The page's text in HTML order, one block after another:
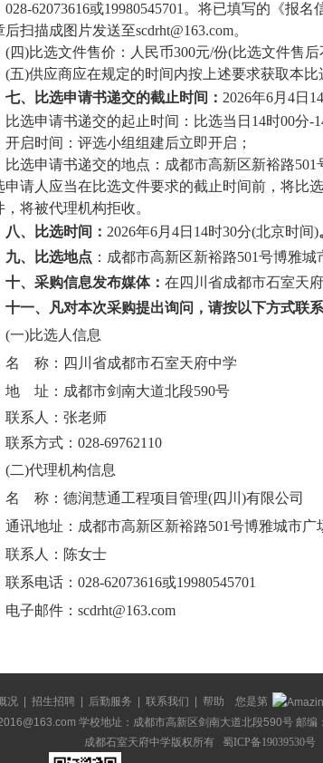
028-62073616或19980545701 。 将已填写的《报名
后扫描成图片发送至scdrht@163.com。
(四)比选文件售价：人民币300元/份(比选文件售后
(五)供应商应在规定的时间内按上述要求获取本比
七、
比选申请书递交的截止时间： 2026年6月 4日 14
比选申请书递交的起止时间：比选当日 14时00分-
开启时间：评选小组组建后立即开启；
比选申请书递交的地点： 成都市高新区新裕路501
申请人应当在比选文件要求的截止时间前，将比
，将被代理机构拒收。
八、
比选时间： 2026年6月 4日 14时30分(北京时间)
九、
比选地点 ： 成都市高新区新裕路501号博雅城
十、 采购信息发布媒体： 在四川省成都市石室天
十一、
凡对本次采购提出询问，请按以下方式联系
(一)比选人信息
名
称：四川省成都市石室天府中学
地
址：成都市剑南大道北段590号
联系 人： 张老师
联系方式： 028-69762110
(二)代理机构信息
名
称： 德润慧通工程项目管理(四川)有限公司
通讯地址：成都市高新区新裕路501号博雅城市广
联系 人： 陈女士
联系电话： 028-62073616或19980545701
电子邮件： scdrht@163.com
况 招生招聘 后勤服务 联系我们 帮助 您是第
学校地址：成都市高新区剑南大道北段590号 邮
成都石室天府中学版权所有
蜀ICP备19039530号